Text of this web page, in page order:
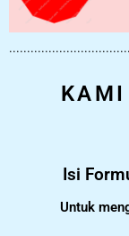
..................................
Isi
Untuk